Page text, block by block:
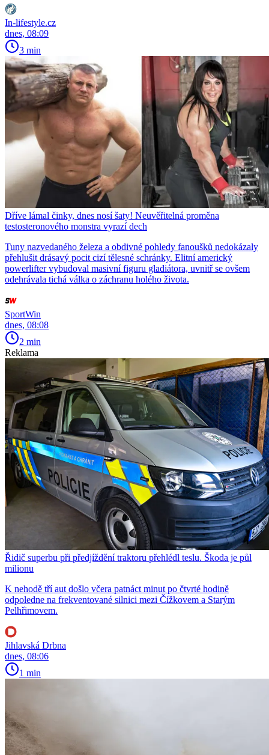
In-lifestyle.cz
dnes, 08:09
3 min
Dříve lámal činky, dnes nosí šaty! Neuvěřitelná proměna
testosteronového monstra vyrazí dech
Tuny nazvedaného železa a obdivné pohledy fanoušků nedokázaly
přehlušit drásavý pocit cizí tělesné schránky. Elitní americký
powerlifter vybudoval masivní figuru gladiátora, uvnitř se ovšem
odehrávala tichá válka o záchranu holého života.
SportWin
dnes, 08:08
2 min
Reklama
Řidič superbu při předjíždění traktoru přehlédl teslu. Škoda je půl
milionu
K nehodě tří aut došlo včera patnáct minut po čtvrté hodině
odpoledne na frekventované silnici mezi Čížkovem a Starým
Pelhřimovem.
Jihlavská Drbna
dnes, 08:06
1 min